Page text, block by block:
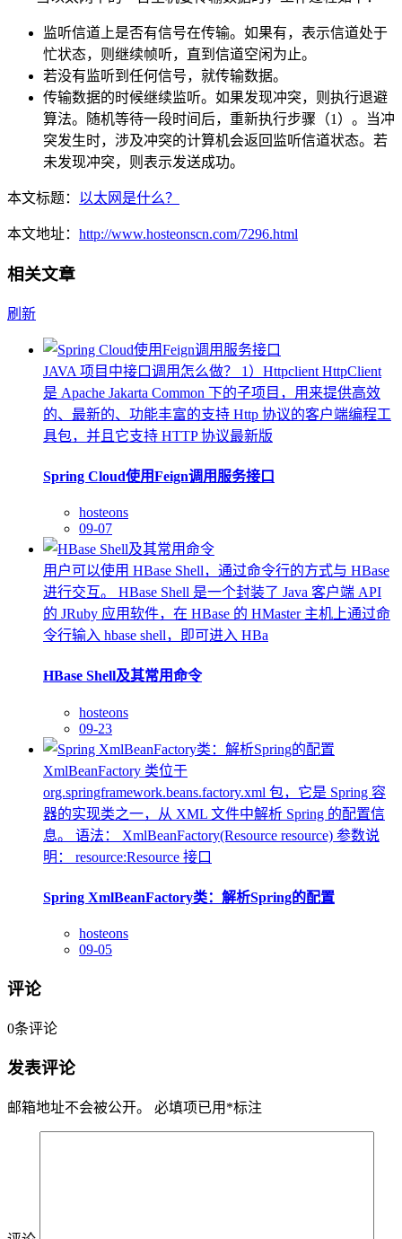
监听信道上是否有信号在传输。如果有，表示信道处于
忙状态，则继续帧听，直到信道空闲为止。
若没有监听到任何信号，就传输数据。
传输数据的时候继续监听。如果发现冲突，则执行退避
算法。随机等待一段时间后，重新执行步骤（1）。当冲
突发生时，涉及冲突的计算机会返回监听信道状态。若
未发现冲突，则表示发送成功。
本文标题： 以太网是什么？
本文地址： http://www.hosteonscn.com/7296.html
相关文章
刷新
JAVA 项目中接口调用怎么做？ 1）Httpclient HttpClient
是 Apache Jakarta Common 下的子项目，用来提供高效
的、最新的、功能丰富的支持 Http 协议的客户端编程工
具包，并且它支持 HTTP 协议最新版
Spring Cloud使用Feign调用服务接口
hosteons
09-07
用户可以使用 HBase Shell，通过命令行的方式与 HBase
进行交互。 HBase Shell 是一个封装了 Java 客户端 API
的 JRuby 应用软件，在 HBase 的 HMaster 主机上通过命
令行输入 hbase shell，即可进入 HBa
HBase Shell及其常用命令
hosteons
09-23
XmlBeanFactory 类位于
org.springframework.beans.factory.xml 包，它是 Spring 容
器的实现类之一，从 XML 文件中解析 Spring 的配置信
息。 语法： XmlBeanFactory(Resource resource) 参数说
明： resource:Resource 接口
Spring XmlBeanFactory类：解析Spring的配置
hosteons
09-05
评论
0条评论
发表评论
邮箱地址不会被公开。 必填项已用 *标注